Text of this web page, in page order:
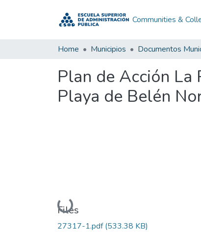
Communities &
Home Municipios Documentos
Plan de Acción La
Playa de Belén
Loading...
Files
27317-1.pdf(533.38 KB)